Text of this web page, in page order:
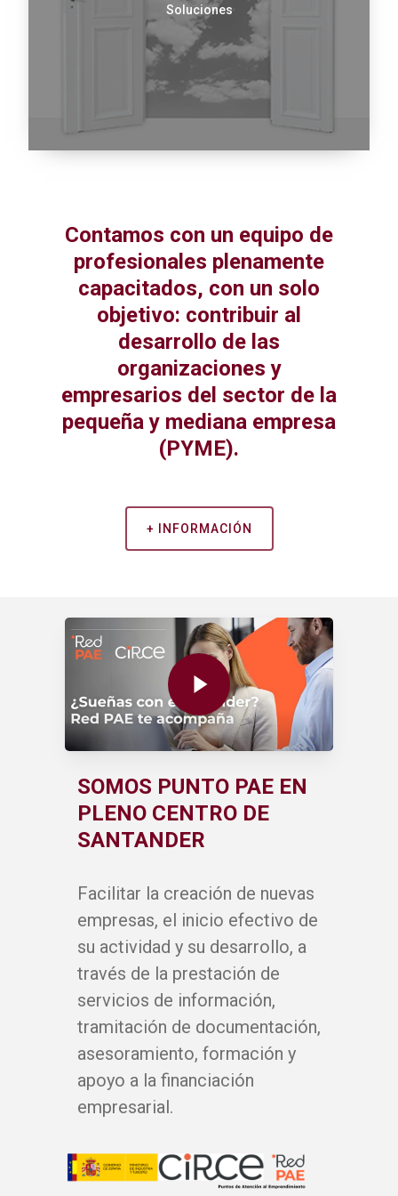
Soluciones
Contamos con un equipo de
profesionales plenamente
capacitados, con un solo
objetivo: contribuir al
desarrollo de las
organizaciones y
empresarios del sector de la
pequeña y mediana empresa
(PYME).
+ INFORMACIÓN
Play Video
SOMOS PUNTO PAE EN
PLENO CENTRO DE
SANTANDER
Facilitar la creación de nuevas
empresas, el inicio efectivo de
su actividad y su desarrollo, a
través de la prestación de
servicios de información,
tramitación de documentación,
asesoramiento, formación y
apoyo a la financiación
empresarial.